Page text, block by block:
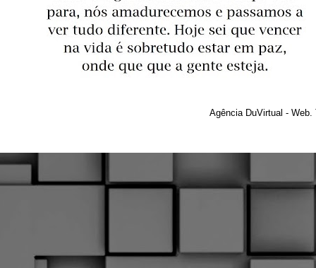
Agência DuVirtual -